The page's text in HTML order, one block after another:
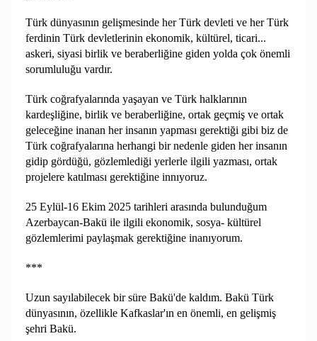
Türk dünyasının gelişmesinde her Türk devleti ve her Türk
ferdinin Türk devletlerinin ekonomik, kültürel, ticari...
askeri, siyasi birlik ve beraberliğine giden yolda çok önemli
sorumluluğu vardır.
Türk coğrafyalarında yaşayan ve Türk halklarının
kardeşliğine, birlik ve beraberliğine, ortak geçmiş ve ortak
geleceğine inanan her insanın yapması gerektiği gibi biz de
Türk coğrafyalarına herhangi bir nedenle giden her insanın
gidip gördüğü, gözlemlediği yerlerle ilgili yazması, ortak
projelere katılması gerektiğine innıyoruz.
25 Eylül-16 Ekim 2025 tarihleri arasında bulunduğum
Azerbaycan-Bakü ile ilgili ekonomik, sosya- kültürel
gözlemlerimi paylaşmak gerektiğine inanıyorum.
***
Uzun sayılabilecek bir süre Bakü'de kaldım. Bakü Türk
dünyasının, özellikle Kafkaslar'ın en önemli, en gelişmiş
şehri Bakü.